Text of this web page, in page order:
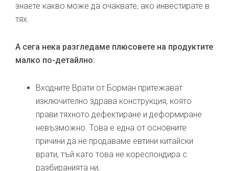
знаете какво може да очаквате, ако инвестирате в
тях.
А сега нека разгледаме плюсовете на продуктите
малко по-детайлно:
Входните Врати от Борман притежават
изключително здрава конструкция, която
прави тяхното дефектиране и деформиране
невъзможно. Това е една от основните
причини да не продаваме евтини китайски
врати, тъй като това не кореспондира с
разбиранията ни;